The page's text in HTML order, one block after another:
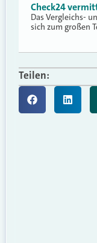
Check24
Das Vergleichs-
sich zum großen
Teilen: